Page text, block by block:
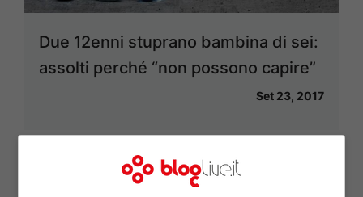
Due 12enni stuprano bambina di sei:
assolti perché “non possono capire”
Set 23, 2017
La “sindrome del tapis-roulant”, fra